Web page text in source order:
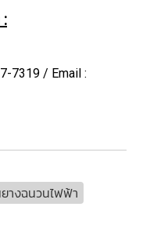
7319 / Email :
างฉนวนไฟฟ้า